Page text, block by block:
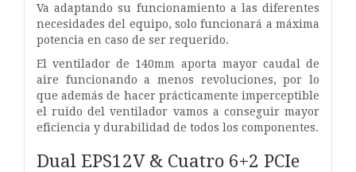
Va adaptando su funcionamiento a las diferentes
necesidades del equipo, solo funcionará a máxima
potencia en caso de ser requerido.
El ventilador de 140mm aporta mayor caudal de
aire funcionando a menos revoluciones, por lo
que además de hacer prácticamente imperceptible
el ruido del ventilador vamos a conseguir mayor
eficiencia y durabilidad de todos los componentes.
Dual EPS12V & Cuatro 6+2 PCIe